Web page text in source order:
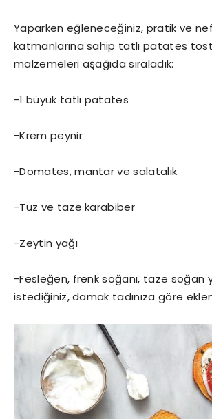
Yaparken eğleneceğiniz, pratik ve
katmanlarına sahip tatlı patates
malzemeleri aşağıda sıraladık:
-1 büyük tatlı patates
-Krem peynir
-Domates, mantar ve salatalık
-Tuz ve taze karabiber
-Zeytin yağı
-Fesleğen, frenk soğanı, taze soğan
istediğiniz, damak tadınıza göre